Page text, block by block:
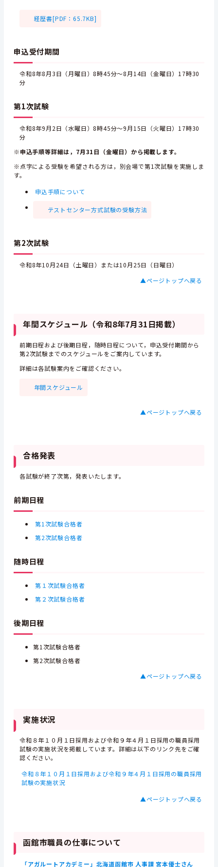
経歴書[PDF：65.7KB]
申込受付期間
令和8年8月3日（月曜日）8時45分～8月14日（金曜日）17時30
分
第1次試験
令和8年9月2日（水曜日）8時45分～9月15日（火曜日）17時30
分
※申込手順等詳細は，7月31日（金曜日）から掲載します。
※点字による受験を希望される方は，別会場で第1次試験を実施しま
す。
申込手順について
テストセンター方式試験の受験方法
第2次試験
令和8年10月24日（土曜日）または10月25日（日曜日）
▲ページトップへ戻る
年間スケジュール（令和8年7月31日掲載）
前期日程および後期日程，随時日程について，申込受付期間から
第2次試験までのスケジュールをご案内しています。
詳細は各試験案内をご確認ください。
年間スケジュール
▲ページトップへ戻る
合格発表
各試験が終了次第，発表いたします。
前期日程
第1次試験合格者
第2次試験合格者
随時日程
第１次試験合格者
第２次試験合格者
後期日程
第1次試験合格者
第2次試験合格者
▲ページトップへ戻る
実施状況
令和８年１０月１日採用および令和９年４月１日採用の職員採用
試験の実施状況を掲載しています。詳細は以下のリンク先をご確
認ください。
令和８年１０月１日採用および令和９年４月１日採用の職員採用
試験の実施状況
▲ページトップへ戻る
函館市職員の仕事について
「アガルートアカデミー」北海道函館市 人事課 宮本優士さん